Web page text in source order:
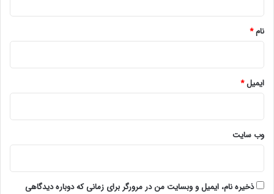
نام*
ایمیل*
وب‌ سایت
ذخیره نام، ایمیل و وبسایت من در مرورگر برای زمانی که دوباره دیدگاهی